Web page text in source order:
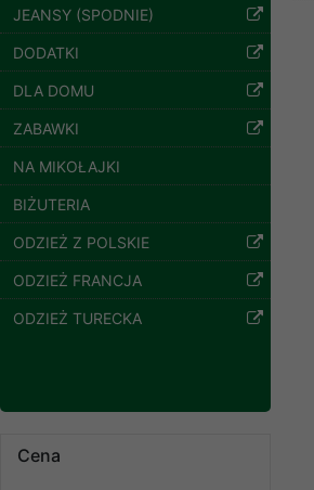
JEANSY (SPODNIE)
DODATKI
DLA DOMU
ZABAWKI
NA MIKOŁAJKI
BIŻUTERIA
ODZIEŻ Z POLSKIE
ODZIEŻ FRANCJA
ODZIEŻ TURECKA
Cena
Bluzy damskie Roz